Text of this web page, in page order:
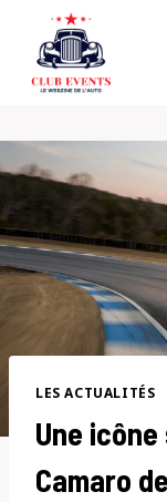
content
LES ACTUALITÉS
Une icône
Camaro